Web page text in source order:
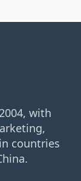
with
countries